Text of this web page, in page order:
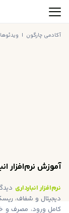
آکادمی چارگون |
آموزش نرم‌افزار
نرم‌افزار انبارداری
دیجیتال و شفاف،
کامل ورود، مصرف و